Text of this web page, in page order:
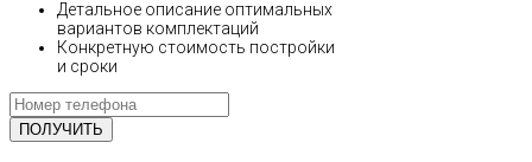
Детальное описание оптимальных
вариантов комплектаций
Конкретную стоимость постройки
и сроки